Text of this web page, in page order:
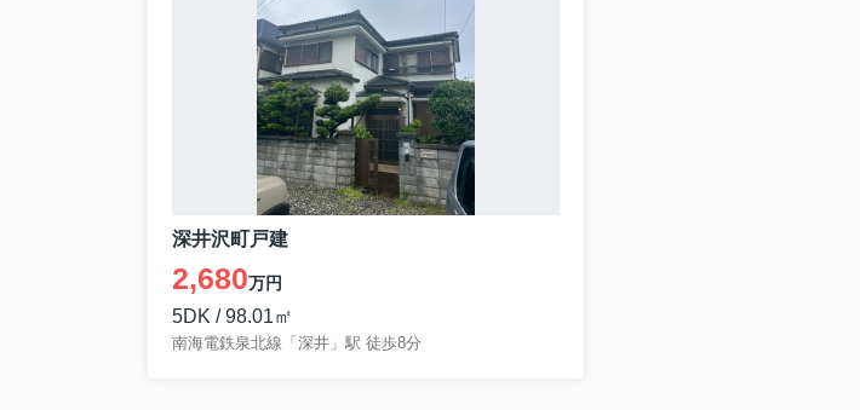
深井沢町戸建
2,680万円
5DK / 98.01㎡
南海電鉄泉北線「深井」駅 徒歩8分